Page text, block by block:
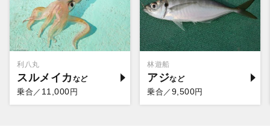
利八丸
スルメイカ
乗合／ 11,000円
林遊船
アジ
乗合／ 9,500円